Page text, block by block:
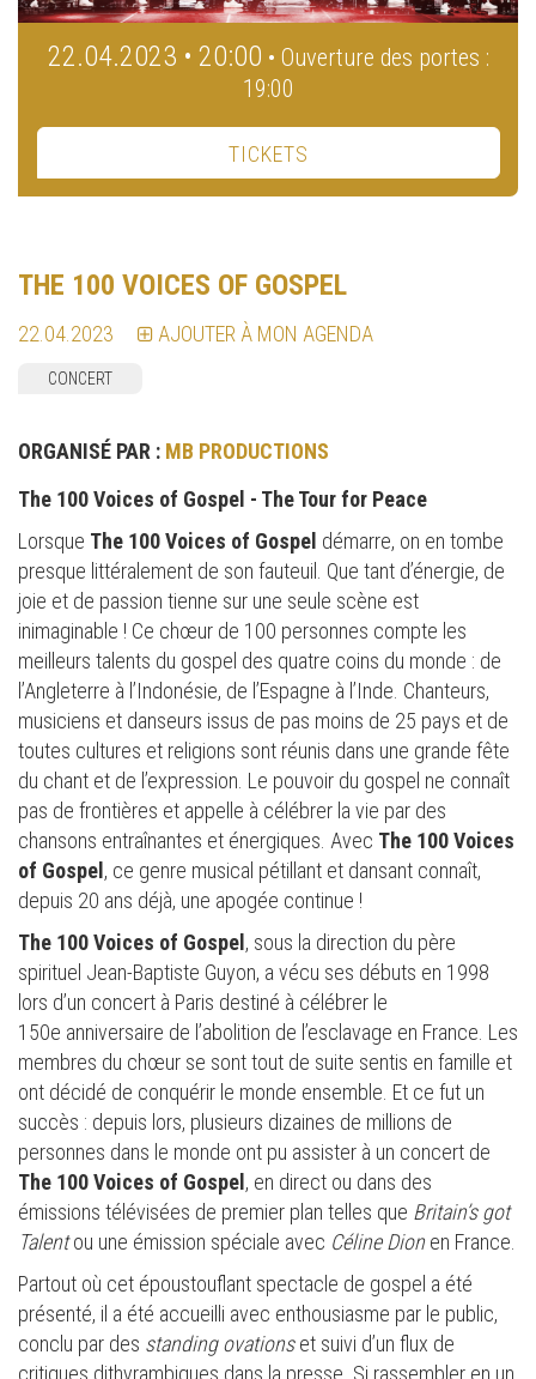
22.04.2023 • 20:00 • Ouverture des portes :
19:00
TICKETS
THE 100 VOICES OF GOSPEL
22.04.2023 AJOUTER À MON AGENDA
CONCERT
ORGANISÉ PAR : MB PRODUCTIONS
The 100 Voices of Gospel - The Tour for Peace
Lorsque The 100 Voices of Gospel démarre, on en tombe
presque littéralement de son fauteuil. Que tant d’énergie, de
joie et de passion tienne sur une seule scène est
inimaginable ! Ce chœur de 100 personnes compte les
meilleurs talents du gospel des quatre coins du monde : de
l’Angleterre à l’Indonésie, de l’Espagne à l’Inde. Chanteurs,
musiciens et danseurs issus de pas moins de 25 pays et de
toutes cultures et religions sont réunis dans une grande fête
du chant et de l’expression. Le pouvoir du gospel ne connaît
pas de frontières et appelle à célébrer la vie par des
chansons entraînantes et énergiques. Avec The 100 Voices
of Gospel, ce genre musical pétillant et dansant connaît,
depuis 20 ans déjà, une apogée continue !
The 100 Voices of Gospel, sous la direction du père
spirituel Jean-Baptiste Guyon, a vécu ses débuts en 1998
lors d’un concert à Paris destiné à célébrer le
150e anniversaire de l’abolition de l’esclavage en France. Les
membres du chœur se sont tout de suite sentis en famille et
ont décidé de conquérir le monde ensemble. Et ce fut un
succès : depuis lors, plusieurs dizaines de millions de
personnes dans le monde ont pu assister à un concert de
The 100 Voices of Gospel, en direct ou dans des
émissions télévisées de premier plan telles que Britain’s got
Talentou une émission spéciale avec Céline Dionen France.
Partout où cet époustouflant spectacle de gospel a été
présenté, il a été accueilli avec enthousiasme par le public,
conclu par des standing ovationset suivi d’un flux de
critiques dithyrambiques dans la presse. Si rassembler en un